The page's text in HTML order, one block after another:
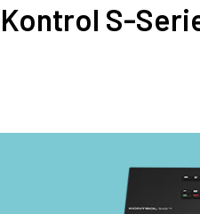
S-